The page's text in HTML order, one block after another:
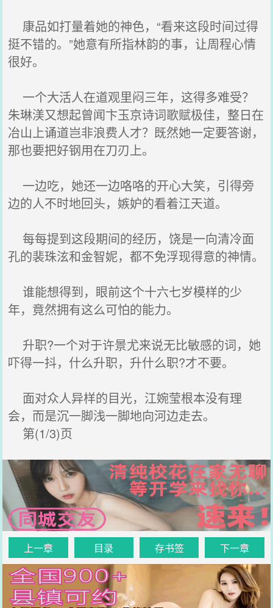
康品如打量着她的神色，“看来这段时间过得
挺不错的。”她意有所指林韵的事，让周程心情
很好。
一个大活人在道观里闷三年，这得多难受？
朱琳渼又想起曾闻卞玉京诗词歌赋极佳，整日在
冶山上诵道岂非浪费人才？既然她一定要答谢，
那也要把好钢用在刀刃上。
一边吃，她还一边咯咯的开心大笑，引得旁
边的人不时地回头，嫉妒的看着江天道。
每每提到这段期间的经历，饶是一向清冷面
孔的裴珠泫和金智妮，都不免浮现得意的神情。
谁能想得到，眼前这个十六七岁模样的少
年，竟然拥有这么可怕的能力。
升职?一个对于许景尤来说无比敏感的词，她
吓得一抖，什么升职，升什么职?才不要。
面对众人异样的目光，江婉莹根本没有理
会，而是沉一脚浅一脚地向河边走去。
第(1/3)页
上一章 目录 存书签 下一章